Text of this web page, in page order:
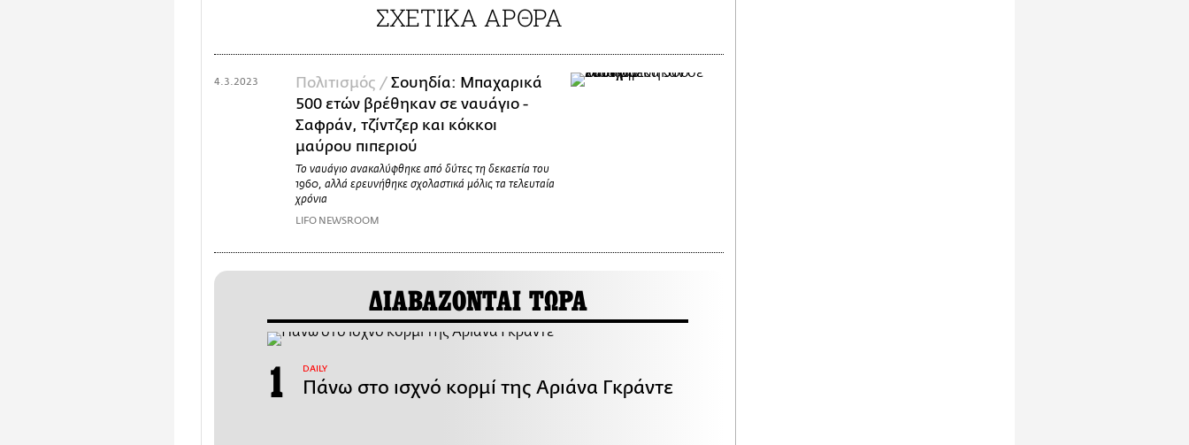
ΣΧΕΤΙΚΑ ΑΡΘΡΑ
Πολιτισμός /Σουηδία: Μπαχαρικά
500 ετών βρέθηκαν σε ναυάγιο -
Σαφράν, τζίντζερ και κόκκοι
μαύρου πιπεριού
Το ναυάγιο ανακαλύφθηκε από δύτες τη δεκαετία του
1960, αλλά ερευνήθηκε σχολαστικά μόλις τα τελευταία
χρόνια
LIFO NEWSROOM
4.3.2023
ΔΙΑΒΑΖΟΝΤΑΙ ΤΩΡΑ
DAILY
Πάνω στο ισχνό κορμί της Αριάνα Γκράντε